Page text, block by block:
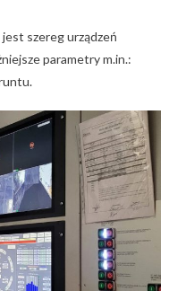
szereg urządzeń
parametry m.in.: